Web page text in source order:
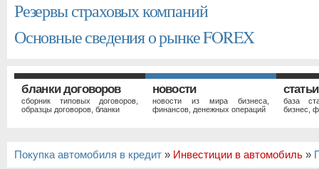
Резервы страховых компаний
Основные сведения о рынке FOREX
бланки договоров
сборник типовых договоров,
образцы договоров, бланки
новости
новости из мира бизнеса,
финансов, денежных операций
статьи
база
бизнес,
Покупка автомобиля в кредит » Инвестиции в автомобиль »